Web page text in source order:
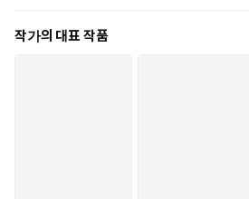
작가의 대표 작품